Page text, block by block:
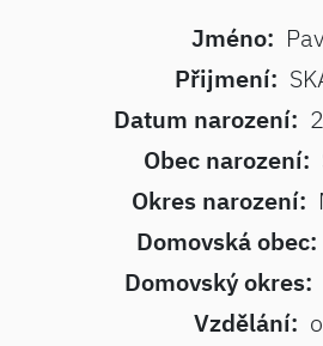
Jméno:
Přijmení:
Datum narození:
Obec narození:
Okres narození:
Domovská obec:
Domovský okres:
Vzdělání: